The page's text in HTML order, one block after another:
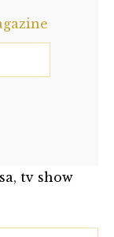
, tv show